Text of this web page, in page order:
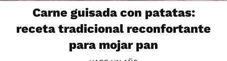
Carne guisada con patatas:
receta tradicional reconfortante
para mojar pan